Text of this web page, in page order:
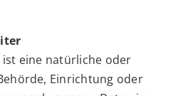
eine natürliche oder
Einrichtung oder